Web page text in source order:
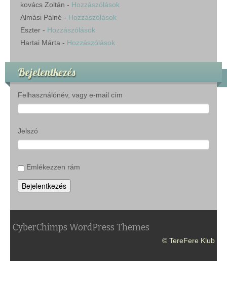
kovács Zoltán - Hozzászólások
Almási Pálné - Hozzászólások
Eszter - Hozzászólások
Hartai Márta - Hozzászólások
Bejelentkezés
Felhasználónév, vagy e-mail cím
Jelszó
Emlékezzen rám
Bejelentkezés
CyberChimps WordPress Themes
© TereFere Klub